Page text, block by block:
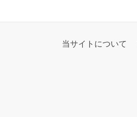
当サイトについて